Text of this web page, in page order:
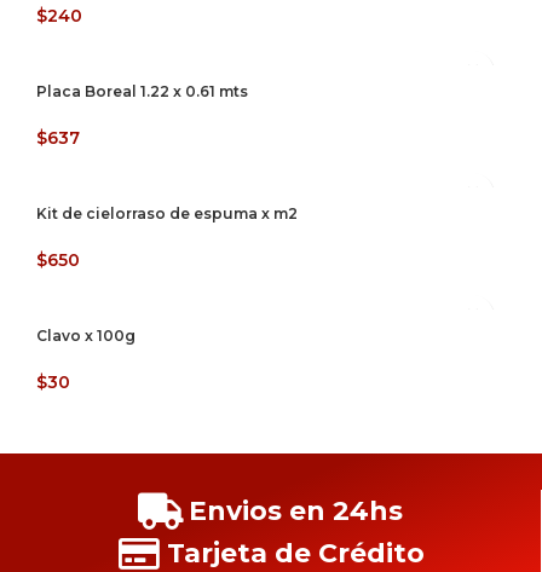
$240
Placa Boreal 1.22 x 0.61 mts
$637
Kit de cielorraso de espuma x m2
$650
Clavo x 100g
$30
Envios en 24hs
Tarjeta de Crédito